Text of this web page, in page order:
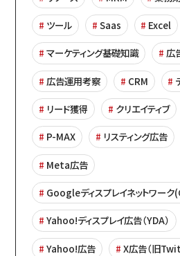
ツール Saas Excel
マーケティング基礎知識 広
広告運用考察 CRM
リード獲得 クリエイティブ
P-MAX リスティング広告
Meta広告
Googleディスプレイネットワーク
Yahoo!ディスプレイ広告（YDA）
Yahoo!広告 X広告（旧